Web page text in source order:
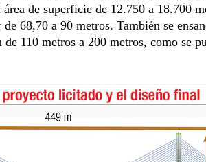
de superficie de 12.750 a 18.700
68,70 a 90 metros. También se
110 metros a 200 metros, como se